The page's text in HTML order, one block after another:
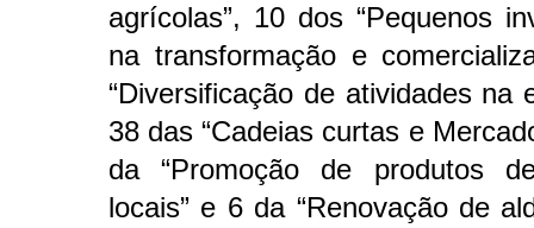
agrícolas”, 10 dos “Pequenos
na transformação e
“Diversificação de atividades na
38 das “Cadeias curtas e
da “Promoção de produtos
locais” e 6 da “Renovação de